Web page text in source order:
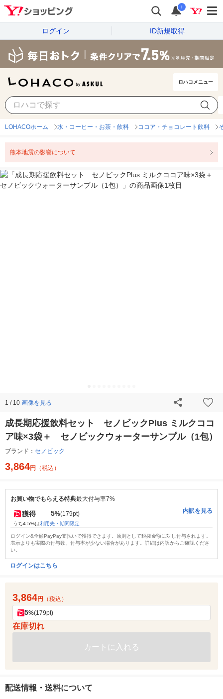
i
ログイン ID新規取得
ロハコメニュー
LOHACOホーム 水・コーヒー・お茶・飲料 ココア・チョコレート飲料
熊本地震の影響について
1 / 10 画像を見る
成長期応援飲料セット セノビックPlus ミルクココ
ア味×3袋＋ セノビックウォーターサンプル（1包）
ブランド： セノビック
3,864円 （税込）
お買い物でもらえる特典最大付与率7%
獲得 5%(179pt)
うち4.5%は利用先・期間限定
内訳を見る
ログイン&全額PayPay支払いで獲得できます。原則として税抜金額に対し付与されます。
表示よりも実際の付与数、付与率が少ない場合があります。詳細は内訳からご確認くださ
い。
ログインはこちら
3,864円 （税込）
5%(179pt)
在庫切れ
カートに入れる
配送情報・送料について